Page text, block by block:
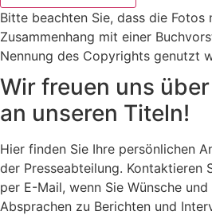
Bitte beachten Sie, dass die Fotos
Zusammenhang mit einer
Nennung des Copyrights genutzt
Wir freuen uns
an unseren Titeln!
Hier finden Sie Ihre persönlichen
der Presseabteilung. Kontaktieren
per E-Mail, wenn Sie Wünsche
Absprachen zu Berichten und